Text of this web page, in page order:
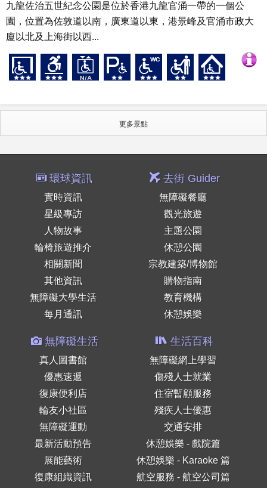
九龍佐治五世紀念公園是位於香港九龍官涌一帶的一個公
園，位置為佐敦道以南，廣東道以東，港景峰及官涌市政大
廈以北及上海街以西...
更多景點
環球資訊
實時資訊
星級專訪
人物故事
輪椅旅遊推介
相關新聞
其他資訊
無障礙大學生活
每月通訊
去街 Guider
無障礙餐廳
觀光旅遊
主題公園
休憩公園
宗教建築/博物館
購物指南
教育機構
休憩娛樂
無障礙生活
真人圖書館
優惠速遞
復康便利店
輪友小社區
無障礙運動
最新活動預告
展能藝術
復康組織資訊
生活百科
無障礙網上學習
傷殘人士就業
住宿暫顧服務
殘疾人士優惠
交通安排
休憩娛樂 - 戲院篇
休憩娛樂 - Karaoke 篇
航空服務 - 航空公司篇